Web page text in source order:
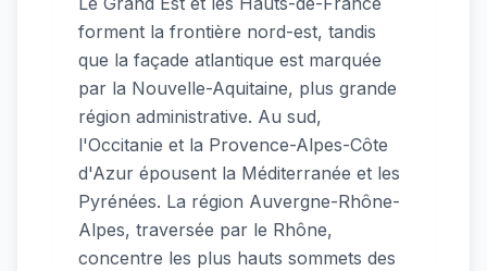
forment la frontière nord-est, tandis
que la façade atlantique est marquée
par la Nouvelle-Aquitaine, plus grande
région administrative. Au sud,
l'Occitanie et la Provence-Alpes-Côte
d'Azur épousent la Méditerranée et les
Pyrénées. La région Auvergne-Rhône-
Alpes, traversée par le Rhône,
concentre les plus hauts sommets des